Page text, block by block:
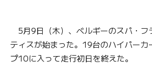
5月9日（木）、ベルギーのスパ・
ティスが始まった。19台のハイパー
プ10に入って走行初日を終えた。